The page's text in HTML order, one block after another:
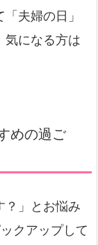
夫婦の日」
気になる方は
めの過ご
？」とお悩み
クアップして